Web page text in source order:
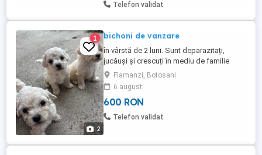
Telefon validat
2
1 bichoni de vanzare
în vârstă de 2 luni. Sunt deparazitați,
jucăuși și crescuți în mediu de familie
Pentru mai multe detalii și fotografii, vă
rog să mă contactați în privat.
Flamanzi, Botosani
6 august
600 RON
Telefon validat